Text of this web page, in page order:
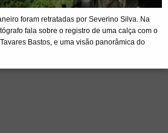
foram retratadas por Severino Silva. Na
fala sobre o registro de uma calça com o
Bastos, e uma visão panorâmica do